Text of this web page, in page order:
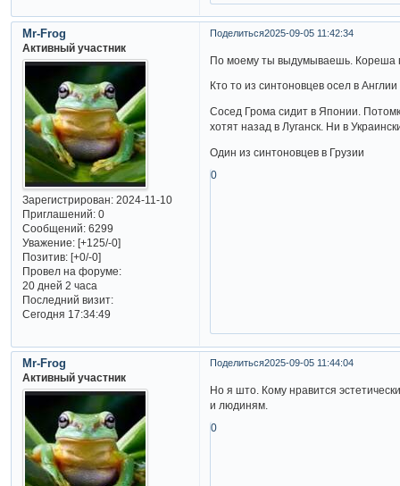
Поделиться2025-09-05 11:42:34
Mr-Frog
Активный участник
Зарегистрирован: 2024-11-10
Приглашений:0
Сообщений:6299
Уважение: [+125/-0]
Позитив: [+0/-0]
Провел на форуме:
20 дней 2 часа
Последний визит:
Сегодня 17:34:49
По моему ты выдумываешь. Кореша
Кто то из синтоновцев осел в
Сосед Грома сидит в Японии.
хотят назад в Луганск. Ни в
Один из синтоновцев в Грузии
0
Поделиться2025-09-05 11:44:04
Mr-Frog
Активный участник
Но я што. Кому нравится
и людиням.
0